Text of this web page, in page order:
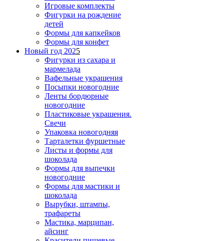
Игровые комплекты
Фигурки на рождение
детей
Формы для капкейков
Формы для конфет
Новый год 2025
Фигурки из сахара и
мармелада
Вафельные украшения
Посыпки новогодние
Ленты бордюрные
новогодние
Пластиковые украшения.
Свечи
Упаковка новогодняя
Тарталетки фуршетные
Листы и формы для
шоколада
Формы для выпечки
новогодние
Формы для мастики и
шоколада
Вырубки, штампы,
трафареты
Мастика, марципан,
айсинг